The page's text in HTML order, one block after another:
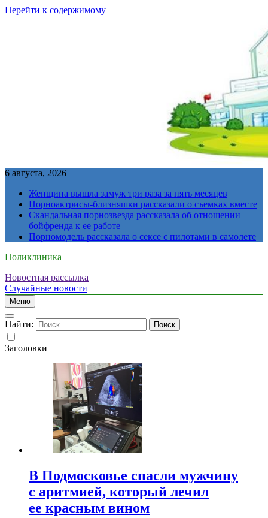
Перейти к содержимому
6 августа, 2026
Женщина вышла замуж три раза за пять месяцев
Порноактрисы-близняшки рассказали о съемках вместе
Скандальная порнозвезда рассказала об отношении
бойфренда к ее работе
Порномодель рассказала о сексе с пилотами в самолете
Поликлиника
Новостная рассылка
Случайные новости
Меню
Найти:
Заголовки
В Подмосковье спасли мужчину
с аритмией, который лечил
ее красным вином